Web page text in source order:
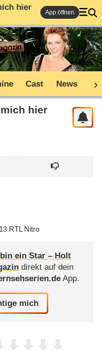
hier
App öffnen
Cast News
hier
RTL Nitro
bin ein Star – Holt
direkt auf dein
App.
mich